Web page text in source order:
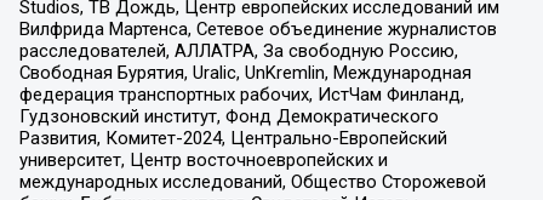
Studios, ТВ Дождь, Центр европейских исследований им
Вилфрида Мартенса, Сетевое объединение журналистов
расследователей, АЛЛАТРА, За свободную Россию,
Свободная Бурятия, Uralic, UnKremlin, Международная
федерация транспортных рабочих, ИстЧам Финланд,
Гудзоновский институт, Фонд Демократического
Развития, Комитет-2024, Центрально-Европейский
университет, Центр восточноевропейских и
международных исследований, Общество Сторожевой